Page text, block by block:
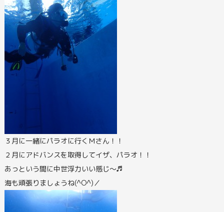
３月に一緒にパラオに行くＭさん！！
２月にアドバンスを取得してイザ、パラオ！！
あっという間に中世浮力いい感じ～♬
海も頑張りましょうね(^O^)／